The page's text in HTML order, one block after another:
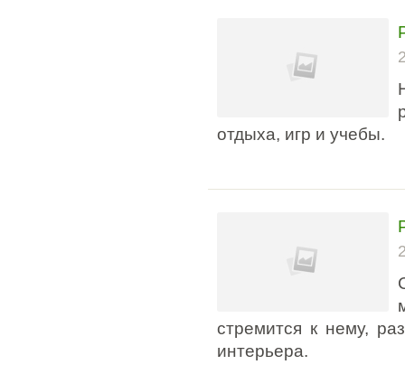
отдыха, игр и учебы.
стремится к нему,
интерьера.